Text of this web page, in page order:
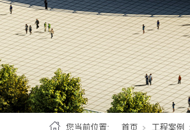
您当前位置: 首页 工程案例